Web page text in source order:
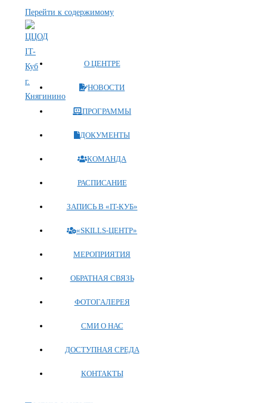
Перейти к содержимому
О ЦЕНТРЕ
НОВОСТИ
ПРОГРАММЫ
ДОКУМЕНТЫ
КОМАНДА
РАСПИСАНИЕ
ЗАПИСЬ В «IT-КУБ»
«SKILLS-ЦЕНТР»
МЕРОПРИЯТИЯ
ОБРАТНАЯ СВЯЗЬ
ФОТОГАЛЕРЕЯ
СМИ О НАС
ДОСТУПНАЯ СРЕДА
КОНТАКТЫ